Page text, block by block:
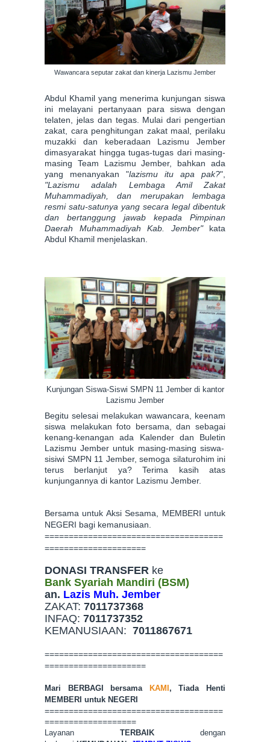
Wawancara seputar zakat dan kinerja Lazismu Jember
Abdul Khamil yang menerima kunjungan siswa
ini melayani pertanyaan para siswa dengan
telaten, jelas dan tegas. Mulai dari pengertian
zakat, cara penghitungan zakat maal, perilaku
muzakki dan keberadaan Lazismu Jember
dimasyarakat hingga tugas-tugas dari masing-
masing Team Lazismu Jember,
bahkan ada
yang menanyakan "lazismu itu apa pak?",
"Lazismu adalah Lembaga Amil Zakat
Muhammadiyah,dan merupakan lembaga
resmi satu-satunya yang secara legal dibentuk
dan bertanggung jawab kepada Pimpinan
Daerah Muhammadiyah Kab. Jember"kata
Abdul Khamil menjelaskan.
Kunjungan Siswa-Siswi SMPN 11 Jember di kantor
Lazismu Jember
Begitu selesai melakukan wawancara, keenam
siswa melakukan foto bersama, dan sebagai
kenang-kenangan ada Kalender dan Buletin
Lazismu Jember untuk masing-masing siswa-
sisiwi SMPN 11 Jember, semoga silaturohim ini
terus berlanjut ya? Terima kasih atas
kunjungannya di kantor L azismu Jember.
Bersama untuk Aksi Sesama, MEMBERI untuk
NEGERI bagi kemanusiaan.
=====================================
=====================
DONASI TRANSFER ke
Bank Syariah Mandiri (BSM)
an. Lazis Muh. Jember
ZAKAT: 7011737368
INFAQ: 7011737352
KEMANUSIAAN: 7011867671
=====================================
=====================
Mari BERBAGI bersama KAMI , Tiada Henti
MEMBERI untuk NEGERI
=====================================
===================
Layanan TERBAIK dengan